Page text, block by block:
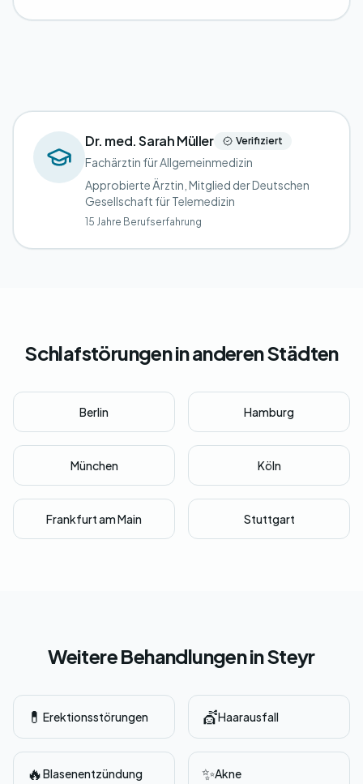
Dr. med. Sarah Müller Verifiziert
Fachärztin für Allgemeinmedizin
Approbierte Ärztin, Mitglied der Deutschen
Gesellschaft für Telemedizin
15 Jahre Berufserfahrung
Schlafstörungen in anderen Städten
Berlin Hamburg
München Köln
Frankfurt am Main Stuttgart
Weitere Behandlungen in Steyr
💊 Erektionsstörungen 💇Haarausfall
🔥Blasenentzündung ✨Akne